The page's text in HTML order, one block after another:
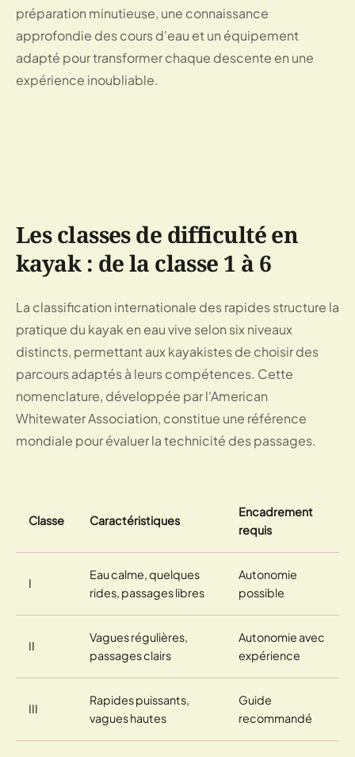
préparation minutieuse, une connaissance
approfondie des cours d'eau et un équipement
adapté pour transformer chaque descente en une
expérience inoubliable.
Les classes de difficulté en
kayak : de la classe 1 à 6
La classification internationale des rapides structure la
pratique du kayak en eau vive selon six niveaux
distincts, permettant aux kayakistes de choisir des
parcours adaptés à leurs compétences. Cette
nomenclature, développée par l'American
Whitewater Association, constitue une référence
mondiale pour évaluer la technicité des passages.
Classe Caractéristiques
Encadrement
requis
I
Eau calme, quelques
rides, passages libres
Autonomie
possible
II
Vagues régulières,
passages clairs
Autonomie avec
expérience
III
Rapides puissants,
vagues hautes
Guide
recommandé